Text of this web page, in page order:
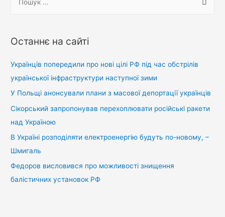
у
:
Останнє на сайті
Українців попередили про нові цілі РФ під час обстрілів
української інфраструктури наступної зими
У Польщі анонсували плани з масової депортації українців
Сікорський запропонував перехоплювати російські ракети
над Україною
В Україні розподіляти електроенергію будуть по-новому, –
Шмигаль
Федоров висловився про можливості знищення
балістичних установок РФ